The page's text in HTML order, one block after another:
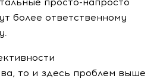
более ответственному
то и здесь проблем выше